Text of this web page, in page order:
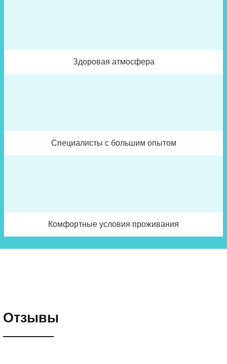
Здоровая атмосфера
Специалисты с большим опытом
Комфортные условия проживания
Отзывы